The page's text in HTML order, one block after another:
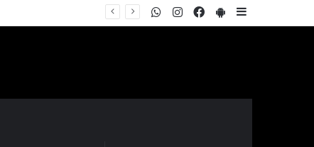
PlayStore
Facebook
Instagram
WhatsApp